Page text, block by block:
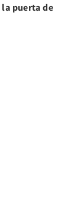
la puerta de